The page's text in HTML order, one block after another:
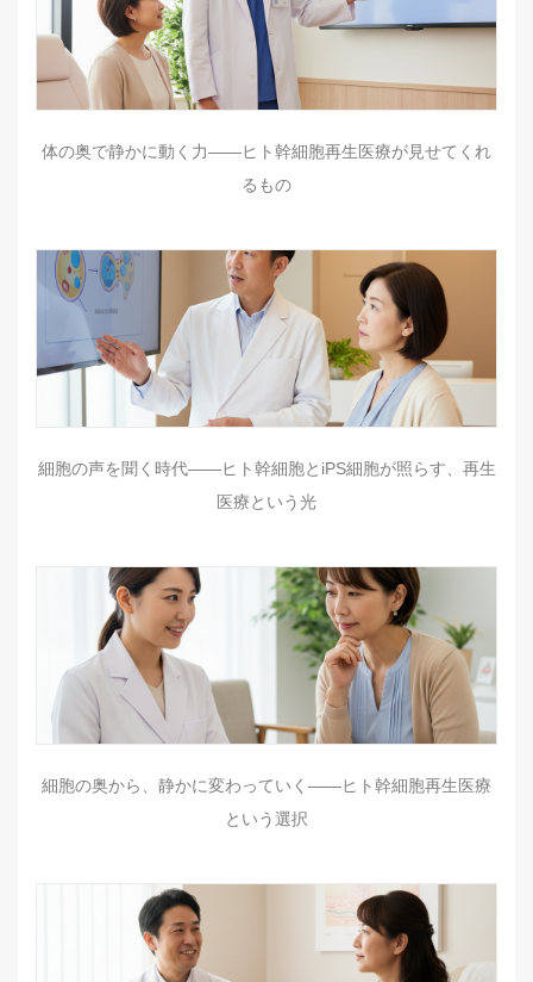
体の奥で静かに動く力――ヒト幹細胞再生医療が見せてくれ
るもの
細胞の声を聞く時代——ヒト幹細胞とiPS細胞が照らす、再生
医療という光
細胞の奥から、静かに変わっていく——ヒト幹細胞再生医療
という選択